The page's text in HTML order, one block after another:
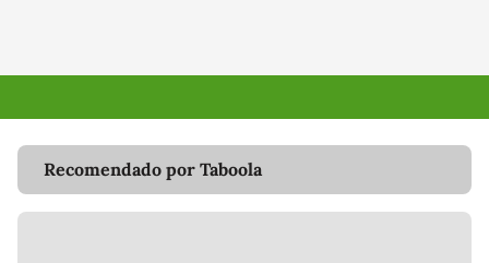
Recomendado por Taboola